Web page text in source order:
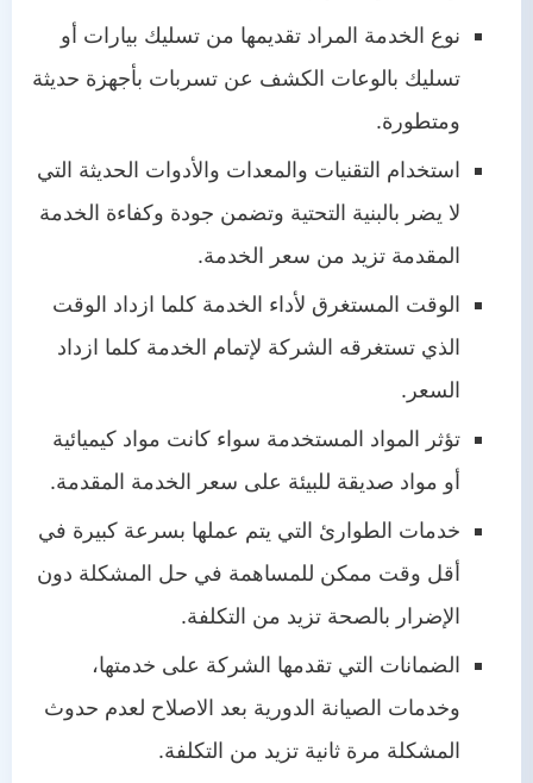
نوع الخدمة المراد تقديمها من تسليك بيارات أو
تسليك بالوعات الكشف عن تسربات بأجهزة حديثة
ومتطورة.
استخدام التقنيات والمعدات والأدوات الحديثة التي
لا يضر بالبنية التحتية وتضمن جودة وكفاءة الخدمة
المقدمة تزيد من سعر الخدمة.
الوقت المستغرق لأداء الخدمة كلما ازداد الوقت
الذي تستغرقه الشركة لإتمام الخدمة كلما ازداد
السعر.
تؤثر المواد المستخدمة سواء كانت مواد كيميائية
أو مواد صديقة للبيئة على سعر الخدمة المقدمة.
خدمات الطوارئ التي يتم عملها بسرعة كبيرة في
أقل وقت ممكن للمساهمة في حل المشكلة دون
الإضرار بالصحة تزيد من التكلفة.
الضمانات التي تقدمها الشركة على خدمتها،
وخدمات الصيانة الدورية بعد الاصلاح لعدم حدوث
المشكلة مرة ثانية تزيد من التكلفة.